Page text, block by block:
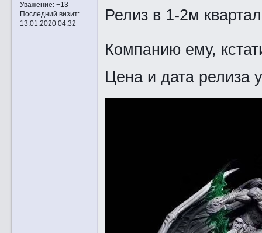
Уважение: +13
Последний визит:
13.01.2020 04:32
Релиз в 1-2м
Компанию ему,
Цена и дата релиза